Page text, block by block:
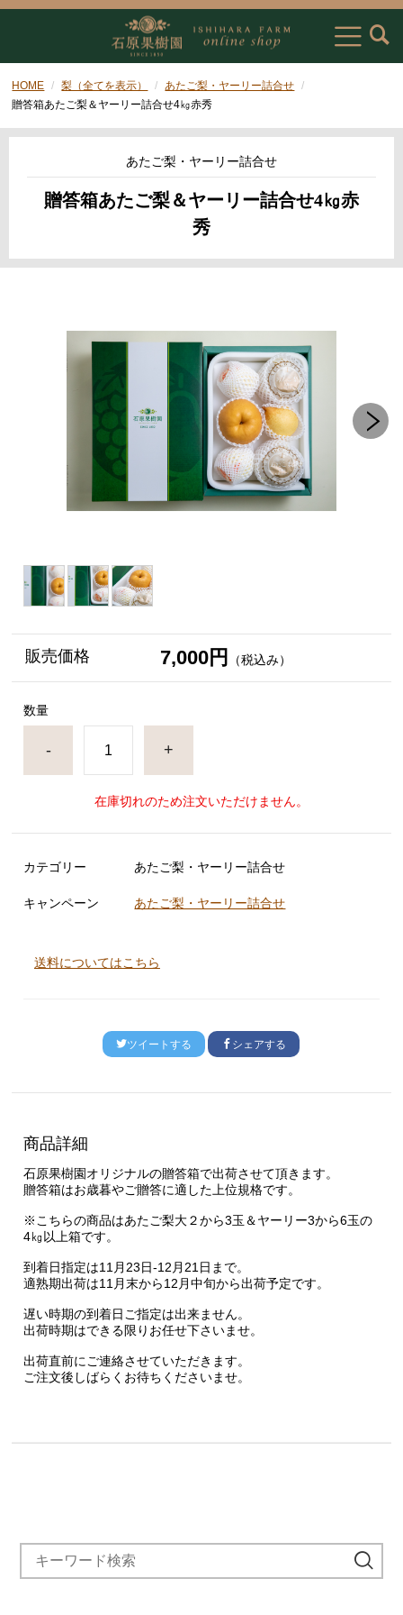
HOME 梨（全てを表示）
あたご梨・ヤーリー詰合せ
贈答箱あたご梨＆ヤーリー詰合せ4㎏赤秀
あたご梨・ヤーリー詰合せ
贈答箱あたご梨＆ヤーリー詰合せ4㎏赤
秀
販売価格 7,000円 （税込み）
数量
- +
在庫切れのため注文いただけません。
カテゴリー あたご梨・ヤーリー詰合せ
キャンペーン あたご梨・ヤーリー詰合せ
送料についてはこちら
ツイートする シェアする
商品詳細
石原果樹園オリジナルの贈答箱で出荷させて頂きます。
贈答箱はお歳暮やご贈答に適した上位規格です。
※こちらの商品はあたご梨大２から3玉＆ヤーリー3から6玉の
4㎏以上箱です。
到着日指定は11月23日-12月21日まで。
適熟期出荷は11月末から12月中旬から出荷予定です。
遅い時期の到着日ご指定は出来ません。
出荷時期はできる限りお任せ下さいませ。
出荷直前にご連絡させていただきます。
ご注文後しばらくお待ちくださいませ。